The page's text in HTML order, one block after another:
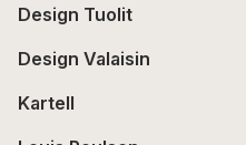
Design Tuolit
Design Valaisin
Kartell